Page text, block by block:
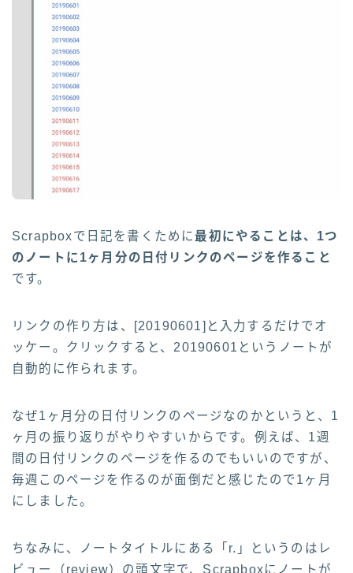
Scrapboxで日記を書くために最初にやることは、1つ
のノートに1ヶ月分の日付リンクのページを作ること
です。
リンクの作り方は、[20190601]と入力するだけでオ
ッケー。クリックすると、20190601というノートが
自動的に作られます。
なぜ1ヶ月分の日付リンクのページなのかというと、1
ヶ月の振り返りがやりやすいからです。例えば、1週
間の日付リンクのページを作るのでもいいのですが、
毎週このページを作るのが面倒だと感じたので1ヶ月
にしました。
ちなみに、
ノートタイトルにある「r.」というのはレ
ビュー（review）の頭文字で、Scrapboxにノートが